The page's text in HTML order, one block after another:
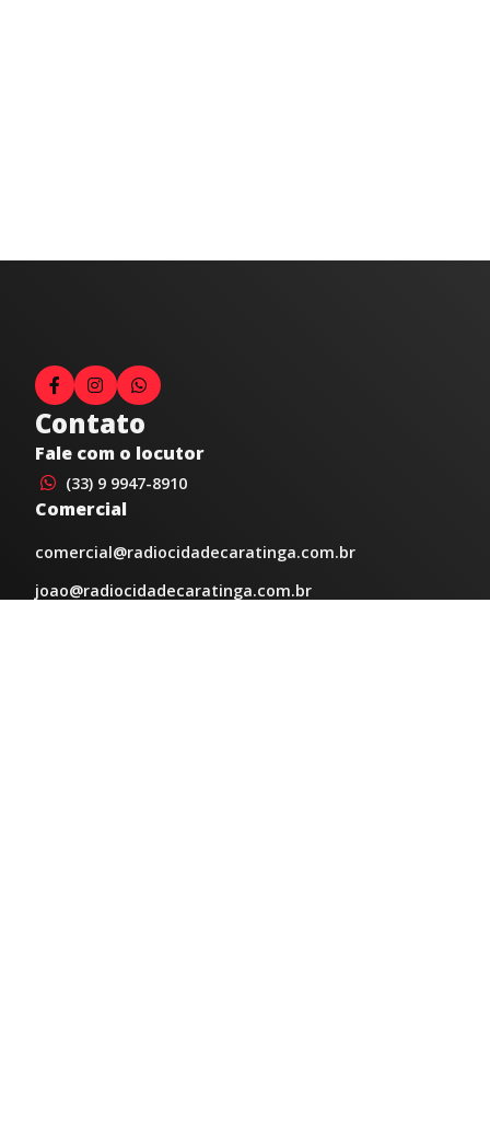
Contato
Fale com o locutor
(33) 9 9947-8910
Comercial
comercial@radiocidadecaratinga.com.br
joao@radiocidadecaratinga.com.br